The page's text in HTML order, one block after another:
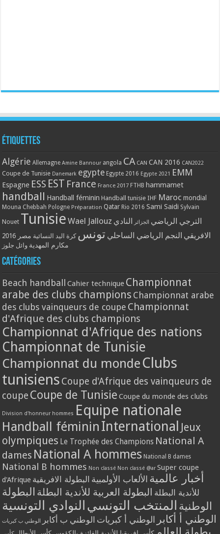
Étiquettes
Algérie Allemagne Amine Bannour angola CA CAN CAN 2016 CAN2022
Coupe de Tunisie Danemark egypte Egypte 2016 Egypte 2021 EMM
Espagne ESS EST France France 2017 FTHB hammamet
handball Handball féminin Handball tunisie IHF Maroc mondial
Mouna Chebbah Pologne Préparation Qatar Rio 2016 Sami Saidi Sylvain
Nouet Tunisie Wael Jallouz الترجي الرياضي الجزائر النادي
الافريقي النجم الرياضي الساحلي تونس كرة اليد النسائية مصر 2016
مكارم المهدية وائل جلوز
Catégories
Beach handball Cahier technique Championnat
arabe des clubs champions Championnat arabe
des clubs vainqueurs de coupe Championnat
d'Afrique des clubs champions
Championnat d'Afrique des nations
Championnat de Tunisie
Championnat du monde Clubs
tunisiens Coupe d'Afrique des vainqueurs de
coupe Coupe de Tunisie Coupe du monde des clubs
Division d'honneur hommes Equipe nationale
Handball féminin International Jeux
olympiques Le Trophée des Champions National A
dames National A hommes National B dames
National B hommes Non classé Non classé @ar Super coupe
d'Afrique
أخبار عالمية الألعاب الأولمبية البطولة الافريقية
للأندية البطلة البطولة العربية للأندية البطلة البطولة
الوطنية المنتخب التونسي النوادي التونسية
الوطني أ أكابر الوطني أ كبريات الوطني ب أكابر الوطني ب كبريات